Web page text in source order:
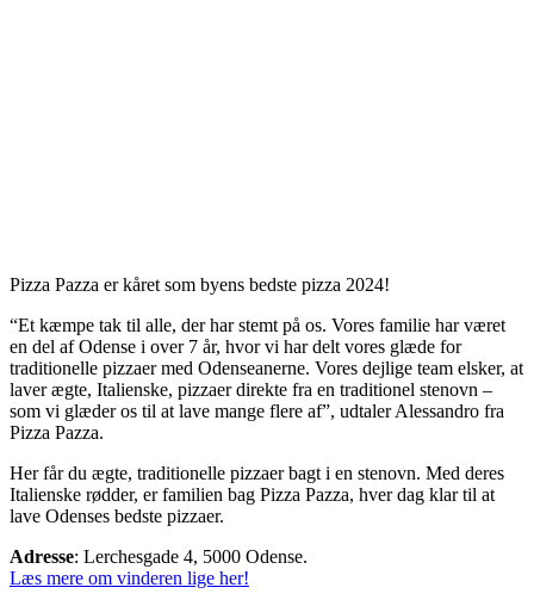
Pizza Pazza er kåret som byens bedste pizza 2024!
“Et kæmpe tak til alle, der har stemt på os. Vores familie har været
en del af Odense i over 7 år, hvor vi har delt vores glæde for
traditionelle pizzaer med Odenseanerne. Vores dejlige team elsker, at
laver ægte, Italienske, pizzaer direkte fra en traditionel stenovn –
som vi glæder os til at lave mange flere af”, udtaler Alessandro fra
Pizza Pazza.
Her får du ægte, traditionelle pizzaer bagt i en stenovn. Med deres
Italienske rødder, er familien bag Pizza Pazza, hver dag klar til at
lave Odenses bedste pizzaer.
Adresse: Lerchesgade 4, 5000 Odense.
Læs mere om vinderen lige her!